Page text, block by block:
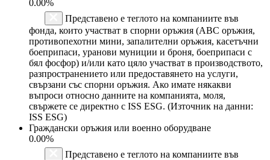
0.00%
Представено е теглото на компаниите във
фонда, които участват в спорни оръжия (ABC оръжия,
противопехотни мини, запалителни оръжия, касетъчни
боеприпаси, уранови муниции и броня, боеприпаси с
бял фосфор) и/или като цяло участват в производството,
разпространението или предоставянето на услуги,
свързани със спорни оръжия. Ако имате някакви
въпроси относно данните на компанията, моля,
свържете се директно с ISS ESG. (Източник на данни:
ISS ESG)
Граждански оръжия или военно оборудване
0.00%
Представено е теглото на компаниите във